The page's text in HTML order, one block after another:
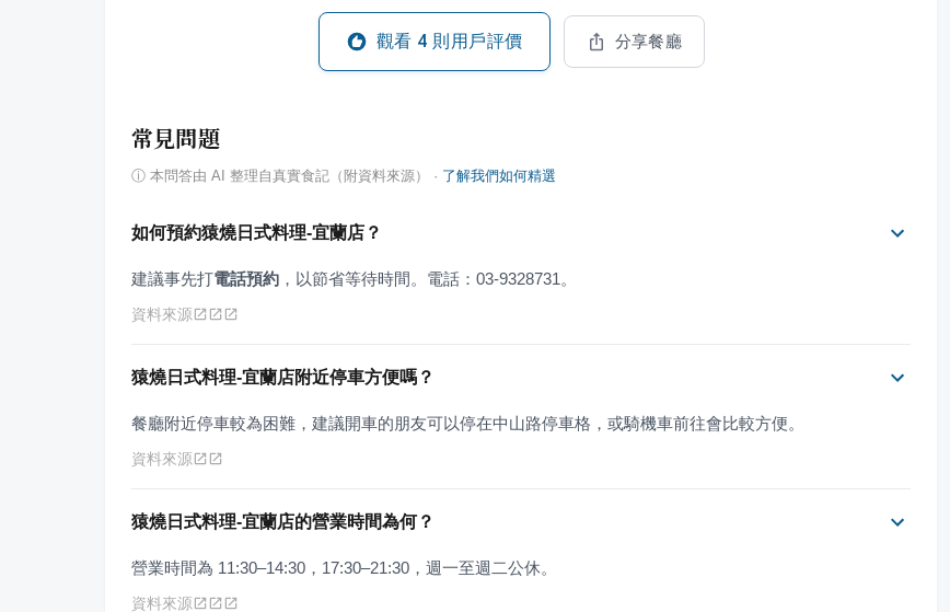
觀看 4 則用戶評價 分享餐廳
常見問題
ⓘ 本問答由 AI 整理自真實食記（附資料來源） · 了解我們如何精選
如何預約猿燒日式料理-宜蘭店？
建議事先打電話預約 ，以節省等待時間。電話：03-9328731。
資料來源
猿燒日式料理-宜蘭店附近停車方便嗎？
餐廳附近停車較為困難，建議開車的朋友可以停在中山路停車格，或騎機車前往會比較方便。
資料來源
猿燒日式料理-宜蘭店的營業時間為何？
營業時間為 11:30–14:30，17:30–21:30，週一至週二公休。
資料來源